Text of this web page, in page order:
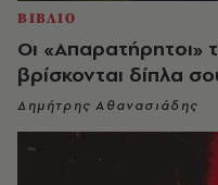
ΒΙΒΛΙΟ
Οι «Απαρατήρητοι»
βρίσκονται δίπλα
Δημήτρης Αθανασιάδης